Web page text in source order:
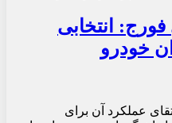
انتخابی
خودرو
عملکرد آن برای